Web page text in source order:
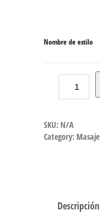
Nombre de estilo
SKU: N/A
Category: Masaje
Descripción